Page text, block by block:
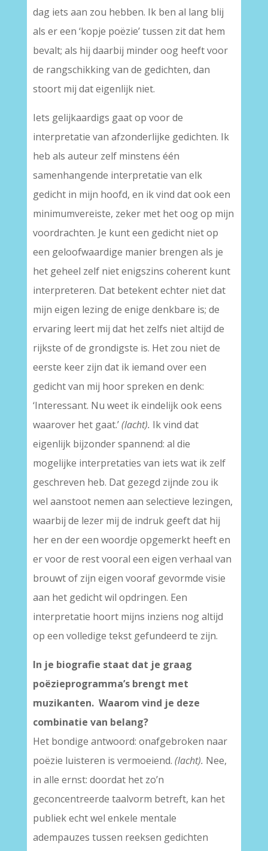
dag iets aan zou hebben. Ik ben al lang blij
als er een ‘kopje poëzie’ tussen zit dat hem
bevalt; als hij daarbij minder oog heeft voor
de rangschikking van de gedichten, dan
stoort mij dat eigenlijk niet.
Iets gelijkaardigs gaat op voor de
interpretatie van afzonderlijke gedichten. Ik
heb als auteur zelf minstens één
samenhangende interpretatie van elk
gedicht in mijn hoofd, en ik vind dat ook een
minimumvereiste, zeker met het oog op mijn
voordrachten. Je kunt een gedicht niet op
een geloofwaardige manier brengen als je
het geheel zelf niet enigszins coherent kunt
interpreteren. Dat betekent echter niet dat
mijn eigen lezing de enige denkbare is; de
ervaring leert mij dat het zelfs niet altijd de
rijkste of de grondigste is. Het zou niet de
eerste keer zijn dat ik iemand over een
gedicht van mij hoor spreken en denk:
‘Interessant. Nu weet ik eindelijk ook eens
waarover het gaat.’(lacht). Ik vind dat
eigenlijk bijzonder spannend: al die
mogelijke interpretaties van iets wat ik zelf
geschreven heb. Dat gezegd zijnde zou ik
wel aanstoot nemen aan selectieve lezingen,
waarbij de lezer mij de indruk geeft dat hij
her en der een woordje opgemerkt heeft en
er voor de rest vooral een eigen verhaal van
brouwt of zijn eigen vooraf gevormde visie
aan het gedicht wil opdringen. Een
interpretatie hoort mijns inziens nog altijd
op een volledige tekst gefundeerd te zijn.
In je biografie staat dat je graag
poëzieprogramma’s brengt met
muzikanten. Waarom vind je deze
combinatie van belang?
Het bondige antwoord: onafgebroken naar
poëzie luisteren is vermoeiend. (lacht). Nee,
in alle ernst: doordat het zo’n
geconcentreerde taalvorm betreft, kan het
publiek echt wel enkele mentale
adempauzes tussen reeksen gedichten